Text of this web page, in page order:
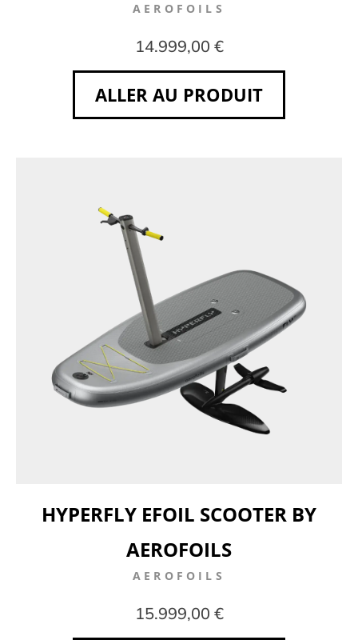
AEROFOILS
14.999,00 €
ALLER AU PRODUIT
HYPERFLY EFOIL SCOOTER BY
AEROFOILS
AEROFOILS
15.999,00 €